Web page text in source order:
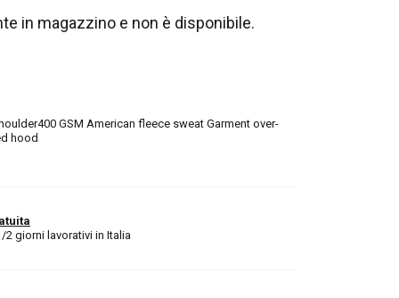
in magazzino e non è disponibile.
GSM American fleece sweat Garment over-
hood
2 giorni lavorativi in Italia